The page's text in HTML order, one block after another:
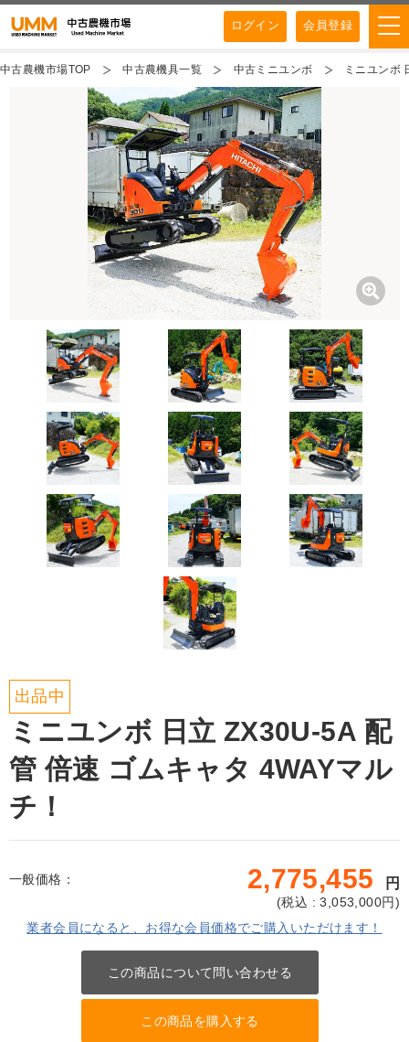
ログイン 会員登録
中古農機市場TOP 中古農機具一覧 中古ミニユンボ ミニユンボ
出品中
ミニユンボ 日立 ZX30U-5A 配
管 倍速 ゴムキャタ 4WAYマル
チ！
一般価格： 2,775,455 円
(税込 : 3,053,000円)
業者会員になると、お得な会員価格でご購入いただけます！
この商品について問い合わせる
この商品を購入する